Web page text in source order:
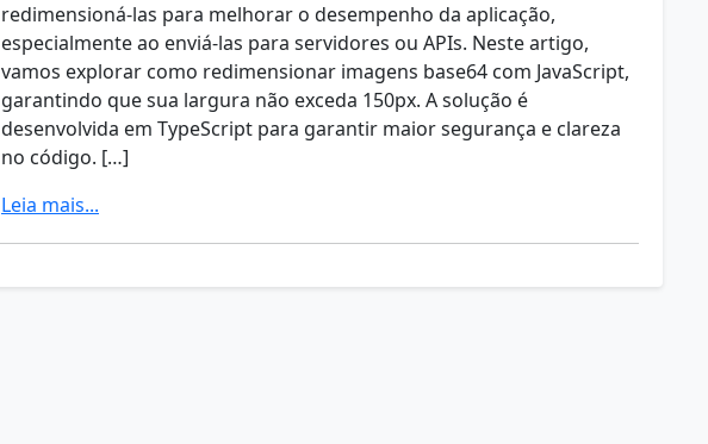
redimensioná-las para melhorar o desempenho da aplicação,
especialmente ao enviá-las para servidores ou APIs. Neste artigo,
vamos explorar como redimensionar imagens base64 com JavaScript,
garantindo que sua largura não exceda 150px. A solução é
desenvolvida em TypeScript para garantir maior segurança e clareza
no código. […]
Leia mais...